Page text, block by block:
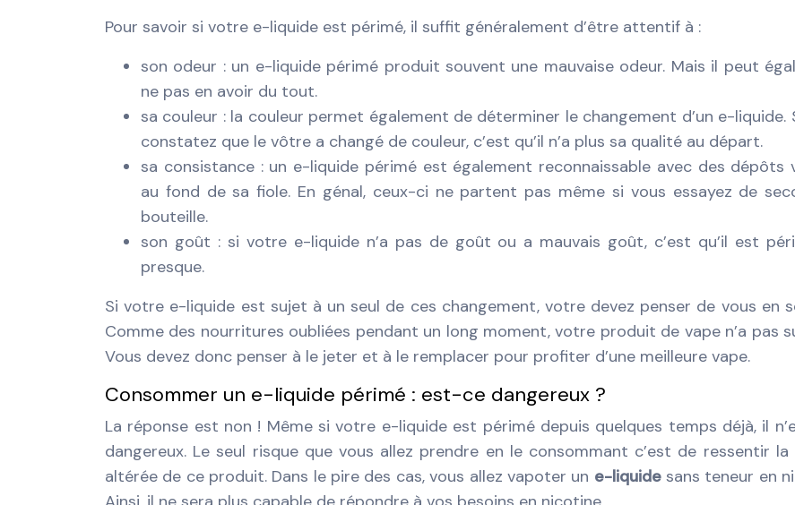
Pour savoir si votre e-liquide est périmé, il suffit généralement d’être attentif à :
son odeur : un e-liquide périmé produit souvent une mauvaise odeur. Mais il peut
ne pas en avoir du tout.
sa couleur : la couleur permet également de déterminer le changement d’un e-liquide.
constatez que le vôtre a changé de couleur, c’est qu’il n’a plus sa qualité au départ.
sa consistance : un e-liquide périmé est également reconnaissable avec des dépôts
au fond de sa fiole. En génal, ceux-ci ne partent pas même si vous essayez de
bouteille.
son goût : si votre e-liquide n’a pas de goût ou a mauvais goût, c’est qu’il est
presque.
Si votre e-liquide est sujet à un seul de ces changement, votre devez penser de vous en
Comme des nourritures oubliées pendant un long moment, votre produit de vape n’a pas
Vous devez donc penser à le jeter et à le remplacer pour profiter d’une meilleure vape.
Consommer un e-liquide périmé : est-ce dangereux ?
La réponse est non ! Même si votre e-liquide est périmé depuis quelques temps déjà, il
dangereux. Le seul risque que vous allez prendre en le consommant c’est de ressentir la
altérée de ce produit. Dans le pire des cas, vous allez vapoter un e-liquidesans teneur en